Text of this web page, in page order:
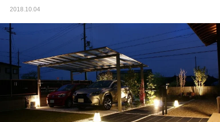
2018.10.04